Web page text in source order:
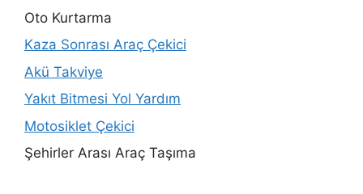
Oto Kurtarma
Kaza Sonrası Araç Çekici
Akü Takviye
Yakıt Bitmesi Yol Yardım
Motosiklet Çekici
Şehirler Arası Araç Taşıma